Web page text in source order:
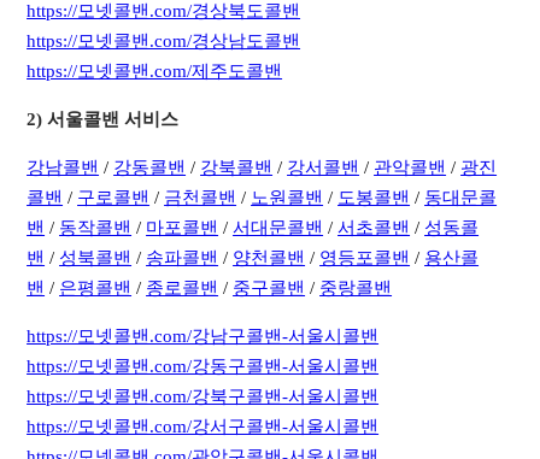
https://모넷콜밴.com/경상북도콜밴
https://모넷콜밴.com/경상남도콜밴
https://모넷콜밴.com/제주도콜밴
​2) 서울콜밴 서비스
강남콜밴 / 강동콜밴 / 강북콜밴 / 강서콜밴 / 관악콜밴 / 광진
콜밴 / 구로콜밴 / 금천콜밴 / 노원콜밴 / 도봉콜밴 / 동대문콜
밴 / 동작콜밴 / 마포콜밴 /서대문콜밴 /서초콜밴 / 성동콜
밴 / 성북콜밴 / 송파콜밴 / 양천콜밴 / 영등포콜밴 / 용산콜
밴 / 은평콜밴 / 종로콜밴 / 중구콜밴 / 중랑콜밴
https://모넷콜밴.com/강남구콜밴-서울시콜밴
https://모넷콜밴.com/강동구콜밴-서울시콜밴
https://모넷콜밴.com/강북구콜밴-서울시콜밴
https://모넷콜밴.com/강서구콜밴-서울시콜밴